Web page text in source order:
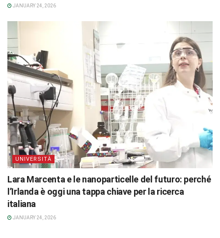
JANUARY 24, 2026
UNIVERSITÀ
Lara Marcenta e le nanoparticelle del futuro: perché
l’Irlanda è oggi una tappa chiave per la ricerca
italiana
JANUARY 24, 2026